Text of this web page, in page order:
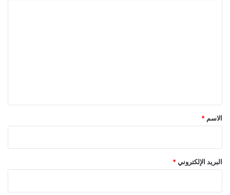
*
الاسم *
البريد الإلكتروني *